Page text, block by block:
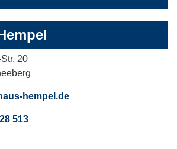
20
hempel.de
513